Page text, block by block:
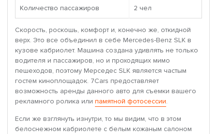
Количество пассажиров 2 чел
Скорость, роскошь, комфорт и, конечно же, откидной
верх. Это все объединил в себе Mercedes-Benz SLK в
кузове кабриолет. Машина создана удивлять не только
водителя и пассажиров, но и проходящих мимо
пешеходов, поэтому Мерседес SLK является частым
гостем киноплощадок. 7Cars предоставляет
возможность аренды данного авто для съемки вашего
рекламного ролика или памятной фотосессии.
Если же взглянуть изнутри, то мы видим, что в этом
белоснежном кабриолете с белым кожаным салоном